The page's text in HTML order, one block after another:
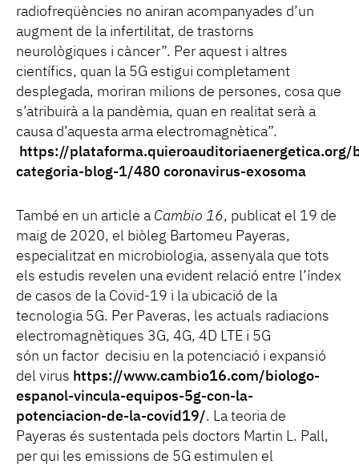
radiofreqüències no aniran acompanyades d’un
augment de la infertilitat, de trastorns
neurològiques i càncer”. Per aquest i altres
científics, quan la 5G estigui completament
desplegada, moriran milions de persones, cosa que
s’atribuirà a la pandèmia, quan en realitat serà a
causa d’aquesta arma electromagnètica”.
https://plataforma.quieroauditoriaenergetica.org/
categoria-blog-1/480 coronavirus-exosoma
També en un article a Cambio 16, publicat el 19 de
maig de 2020, el biòleg Bartomeu Payeras,
especialitzat en microbiologia, assenyala que tots
els estudis revelen una evident relació entre l’índex
de casos de la Covid-19 i la ubicació de la
tecnologia 5G. Per Paveras, les actuals radiacions
electromagnètiques 3G, 4G, 4D LTE i 5G
són un factor decisiu en la potenciació i expansió
del virus https://www.cambio16.com/biologo-
espanol-vincula-equipos-5g-con-la-
potenciacion-de-la-covid19/. La teoria de
Payeras és sustentada pels doctors Martin L. Pall,
per qui les emissions de 5G estimulen el